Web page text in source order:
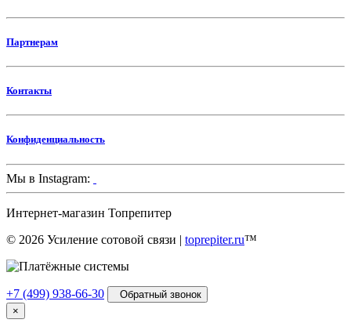
Партнерам
Контакты
Конфиденциальность
Мы в Instagram:
Интернет-магазин Топрепитер
© 2026 Усиление сотовой связи | toprepiter.ru™
+7 (499) 938-66-30
Обратный звонок
×